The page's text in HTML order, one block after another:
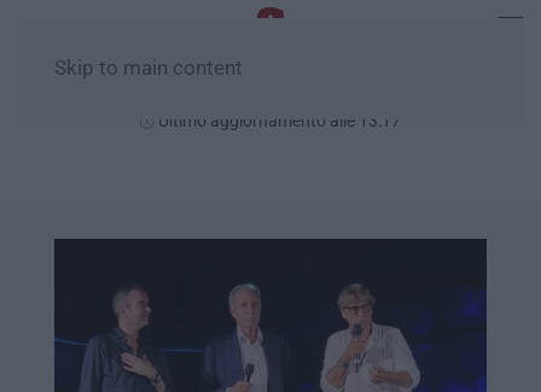
Skip to main content
Ultimo aggiornamento alle 13:17